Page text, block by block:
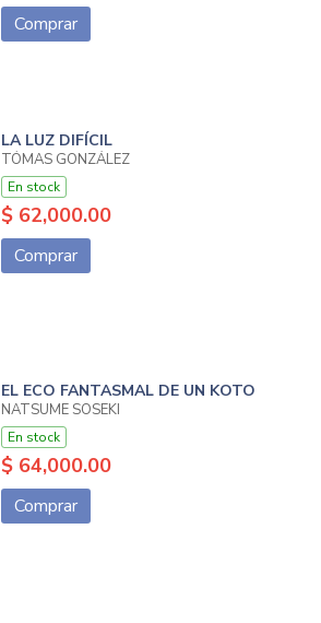
Comprar
LA LUZ DIFÍCIL
TÓMAS GONZÁLEZ
En stock
$ 62,000.00
Comprar
EL ECO FANTASMAL DE UN KOTO
NATSUME SOSEKI
En stock
$ 64,000.00
Comprar